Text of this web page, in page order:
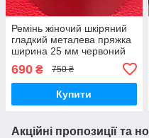
Ремінь жіночий шкіряний
гладкий металева пряжка
ширина 25 мм червоний
690 ₴ 750 ₴
Купити
Акційні пропозиції та